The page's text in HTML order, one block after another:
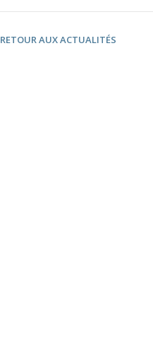
RETOUR AUX ACTUALITÉS